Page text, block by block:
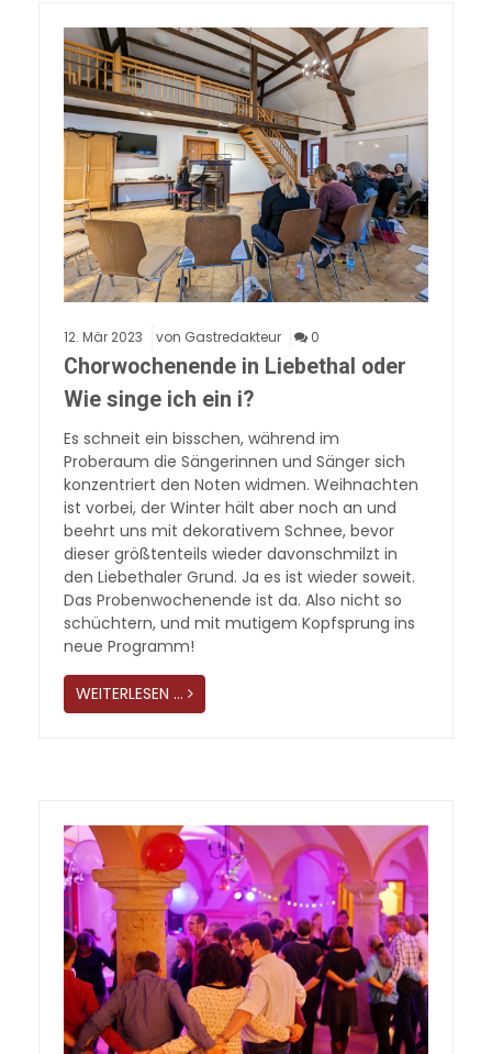
12. Mär 2023 von Gastredakteur 0
Chorwochenende in Liebethal oder
Wie singe ich ein i?
Es schneit ein bisschen, während im
Proberaum die Sängerinnen und Sänger sich
konzentriert den Noten widmen. Weihnachten
ist vorbei, der Winter hält aber noch an und
beehrt uns mit dekorativem Schnee, bevor
dieser größtenteils wieder davonschmilzt in
den Liebethaler Grund. Ja es ist wieder soweit.
Das Probenwochenende ist da. Also nicht so
schüchtern, und mit mutigem Kopfsprung ins
neue Programm!
WEITERLESEN …